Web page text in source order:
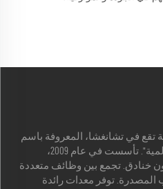
تقع في تشانغشا، المعروفة باسم
"عاصمة المعدات الهندسية العالمية". تأسست في عام 2009،
خنادق. تجمع بين وظائف متعددة
المصدرة. توفر معدات رائدة